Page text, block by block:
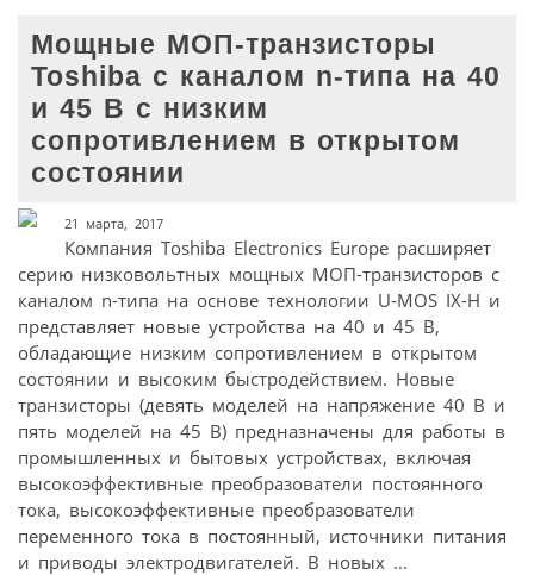
Мощные МОП-транзисторы
Toshiba с каналом n-типа на 40
и 45 В с низким
сопротивлением в открытом
состоянии
21 марта, 2017
Компания Toshiba Electronics Europe расширяет
серию низковольтных мощных МОП-транзисторов с
каналом n-типа на основе технологии U-MOS IX-H и
представляет новые устройства на 40 и 45 В,
обладающие низким сопротивлением в открытом
состоянии и высоким быстродействием. Новые
транзисторы (девять моделей на напряжение 40 В и
пять моделей на 45 В) предназначены для работы в
промышленных и бытовых устройствах, включая
высокоэффективные преобразователи постоянного
тока, высокоэффективные преобразователи
переменного тока в постоянный, источники питания
и приводы электродвигателей. В новых ...